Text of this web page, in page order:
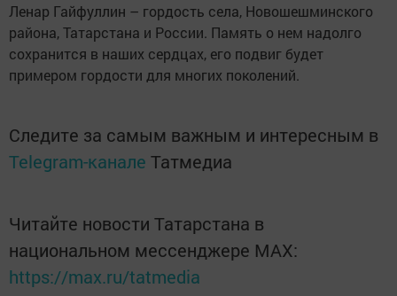
Ленар Гайфуллин – гордость села, Новошешминского
района, Татарстана и России. Память о нем надолго
сохранится в наших сердцах, его подвиг будет
примером гордости для многих поколений.
Следите за самым важным и интересным в
Telegram-канале Татмедиа
Читайте новости Татарстана в
национальном мессенджере MАХ:
https://max.ru/tatmedia